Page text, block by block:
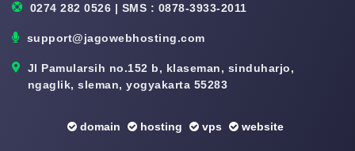
0274 282 0526 | SMS : 0878-3933-2011
support@jagowebhosting.com
Jl Pamularsih no.152 b, klaseman, sinduharjo,
ngaglik, sleman, yogyakarta 55283
domain hosting vps website